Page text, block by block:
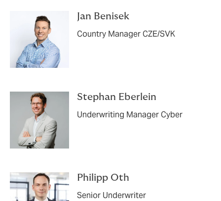
Jan Benisek
Country Manager CZE/SVK
Stephan Eberlein
Underwriting Manager Cyber
Philipp Oth
Senior Underwriter